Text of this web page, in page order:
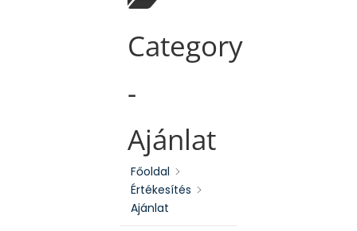
Category
-
Ajánlat
Főoldal
Értékesítés
Ajánlat